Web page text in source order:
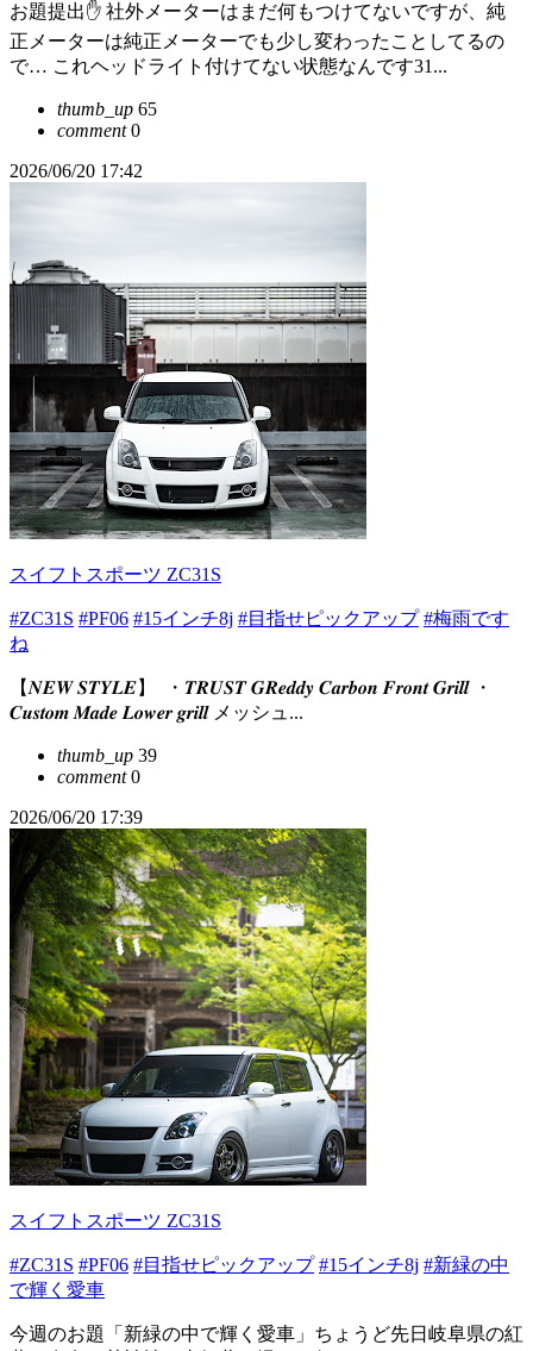
お題提出✋ 社外メーターはまだ何もつけてないですが、純
正メーターは純正メーターでも少し変わったことしてるの
で… これヘッドライト付けてない状態なんです31...
thumb_up 65
comment0
2026/06/20 17:42
スイフトスポーツ ZC31S
#ZC31S #PF06 #15インチ8j #目指せピックアップ #梅雨です
ね
【𝑵𝑬𝑾 𝑺𝑻𝒀𝑳𝑬】 ⁡ ⁡・𝑻𝑹𝑼𝑺𝑻 𝑮𝑹𝒆𝒅𝒅𝒚 𝑪𝒂𝒓𝒃𝒐𝒏 𝑭𝒓𝒐𝒏𝒕 𝑮𝒓𝒊𝒍𝒍 ・
𝑪𝒖𝒔𝒕𝒐𝒎 𝑴𝒂𝒅𝒆 𝑳𝒐𝒘𝒆𝒓 𝒈𝒓𝒊𝒍𝒍 メッシュ...
thumb_up 39
comment0
2026/06/20 17:39
スイフトスポーツ ZC31S
#ZC31S #PF06 #目指せピックアップ #15インチ8j #新緑の中
で輝く愛車
今週のお題「新緑の中で輝く愛車」ちょうど先日岐阜県の紅